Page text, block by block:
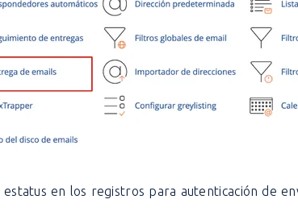
estatus en los registros para autenticación de